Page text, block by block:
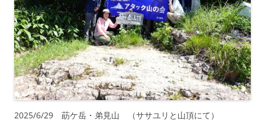
2025/6/29 莇ケ岳・弟見山 （ササユリと山頂にて）